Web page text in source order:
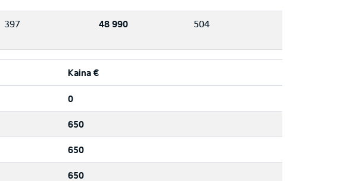
397 48 990 504
Kaina €
0
650
650
650